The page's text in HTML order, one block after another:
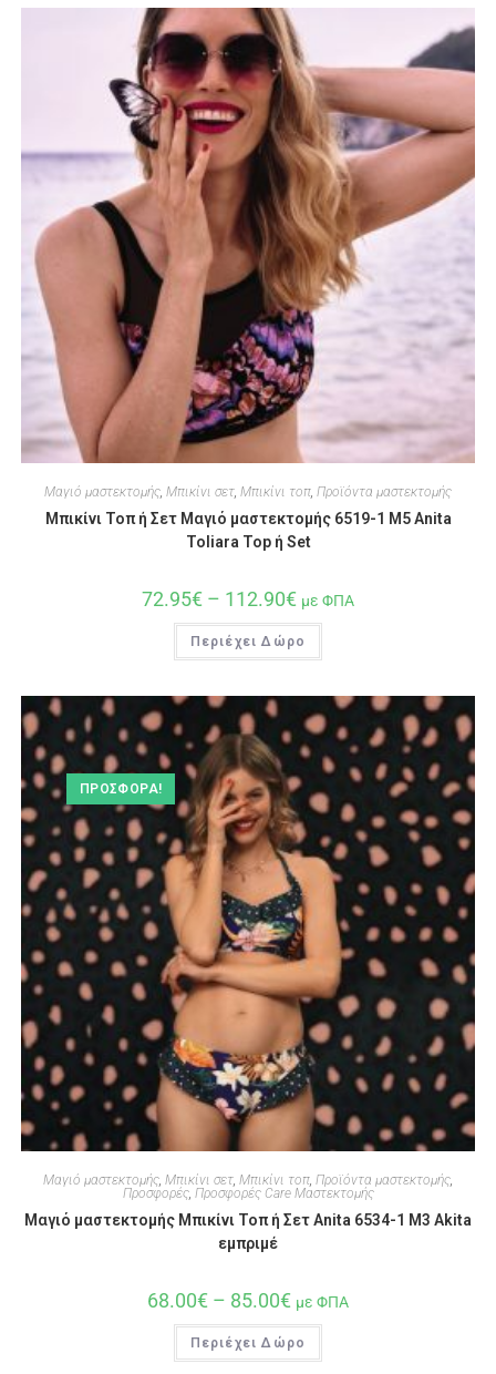
Μαγιό μαστεκτομής Μπικίνι σετ Μπικίνι τοπ Προϊόντα μαστεκτομής
Μπικίνι Τοπ ή Σετ Μαγιό μαστεκτομής 6519-1 Μ5 Anita
Toliara Top ή Set
72.95€ – 112.90€ με ΦΠΑ
Περιέχει Δώρο
ΠΡΟΣΦΟΡΆ!
Μαγιό μαστεκτομής, Μπικίνι σετ, Μπικίνι τοπ, Προϊόντα μαστεκτομής,
Προσφορές, Προσφορές Care Μαστεκτομής
Μαγιό μαστεκτομής Μπικίνι Τοπ ή Σετ Anita 6534-1 M3 Akita
εμπριμέ
68.00€ – 85.00€ με ΦΠΑ
Περιέχει Δώρο